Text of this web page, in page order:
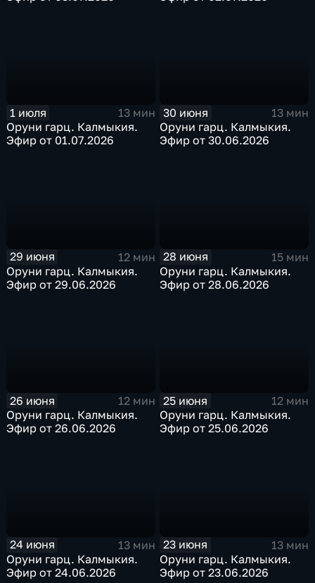
1 июля
13 мин
Оруни гарц. Калмыкия.
Эфир от 01.07.2026
30 июня
13 мин
Оруни гарц. Калмыкия.
Эфир от 30.06.2026
29 июня
12 мин
Оруни гарц. Калмыкия.
Эфир от 29.06.2026
28 июня
15 мин
Оруни гарц. Калмыкия.
Эфир от 28.06.2026
26 июня
12 мин
Оруни гарц. Калмыкия.
Эфир от 26.06.2026
25 июня
12 мин
Оруни гарц. Калмыкия.
Эфир от 25.06.2026
24 июня
13 мин
Оруни гарц. Калмыкия.
Эфир от 24.06.2026
23 июня
13 мин
Оруни гарц. Калмыкия.
Эфир от 23.06.2026